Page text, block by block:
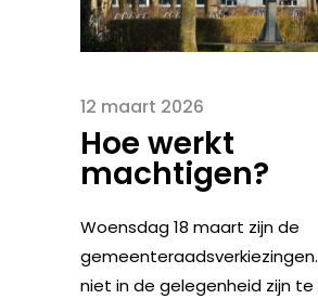
12 maart 2026
Hoe werkt
machtigen?
Woensdag 18 maart zijn de
niet in de gelegenheid zijn